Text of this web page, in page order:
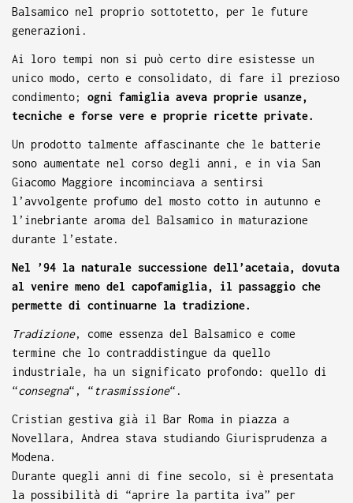
Balsamico nel proprio sottotetto, per le future
generazioni.
Ai loro tempi non si può certo dire esistesse un
unico modo, certo e consolidato, di fare il prezioso
condimento;
ogni famiglia aveva proprie usanze,
tecniche e forse vere e proprie ricette private.
Un prodotto talmente affascinante che le batterie
sono aumentate nel corso degli anni, e in via San
Giacomo Maggiore incominciava a sentirsi
l’avvolgente profumo del mosto cotto in autunno e
l’inebriante aroma del Balsamico in maturazione
durante l’estate.
Nel ’94 la naturale successione dell’acetaia, dovuta
al venire meno del capofamiglia, il passaggio che
permette di continuarne la tradizione.
Tradizione, come essenza del Balsamico e come
termine che lo contraddistingue da quello
industriale, ha un significato profondo: quello di
“consegna“, “trasmissione“.
Cristian gestiva già il Bar Roma in piazza a
Novellara, Andrea stava studiando Giurisprudenza a
Modena.
Durante quegli anni di fine secolo, si è presentata
la possibilità di “aprire la partita iva” per